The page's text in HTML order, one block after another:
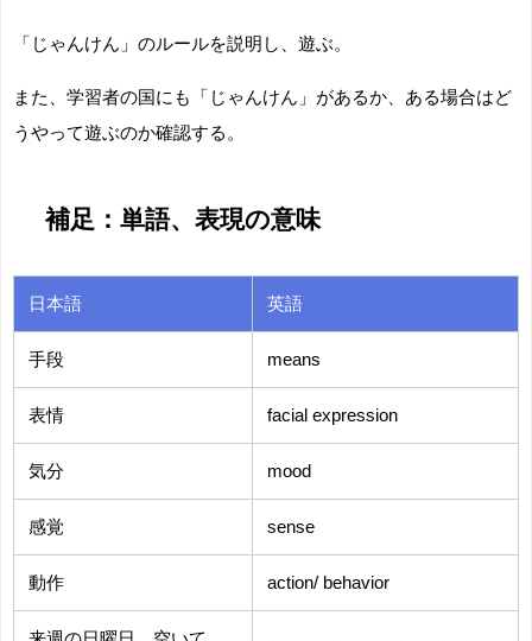
「じゃんけん」のルールを説明し、遊ぶ。
また、学習者の国にも「じゃんけん」があるか、ある場合はど
うやって遊ぶのか確認する。
補足：単語、表現の意味
日本語 英語
手段 means
表情 facial expression
気分 mood
感覚 sense
動作 action/ behavior